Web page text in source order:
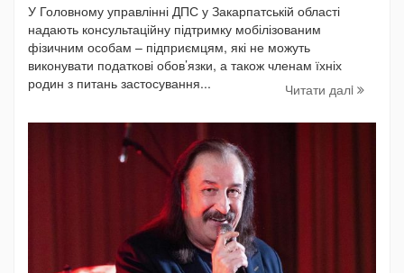
У Головному управлінні ДПС у Закарпатській області
надають консультаційну підтримку мобілізованим
фізичним особам – підприємцям, які не можуть
виконувати податкові обов’язки, а також членам їхніх
родин з питань застосування...
Читати далi